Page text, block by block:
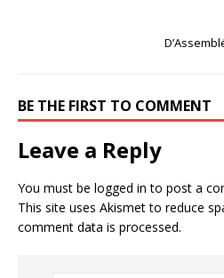
BE THE FIRST TO COMMENT
Leave a Reply
You must be logged in to post a
This site uses Akismet to reduce
comment data is processed.